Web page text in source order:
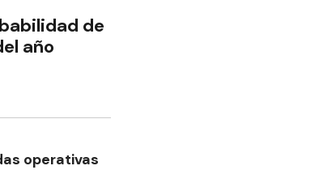
de
año
operativas